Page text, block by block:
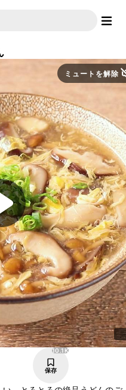
ミュートを解除
10.1K
保存